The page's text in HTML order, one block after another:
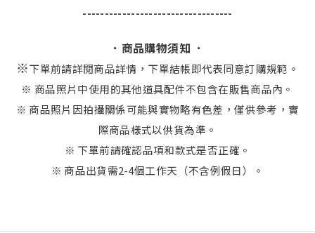
----------------------------------
．商品購物須知 ．
※下單前請詳閱商品詳情，下單結帳即代表同意訂購規範。
※ 商品照片中使用的其他道具配件不包含在販售商品內。
※ 商品照片因拍攝關係可能與實物略有色差，僅供參考，實
際商品樣式以供貨為準。
※ 下單前請確認品項和款式是否正確。
※ 商品出貨需2-4個工作天（不含例假日）。